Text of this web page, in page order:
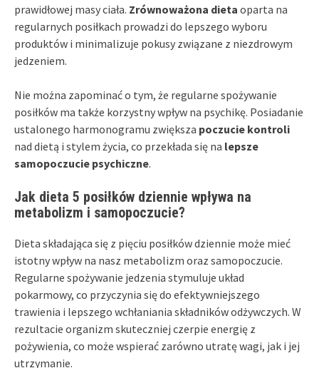
prawidłowej masy ciała. Zrównoważona dieta oparta na
regularnych posiłkach prowadzi do lepszego wyboru
produktów i minimalizuje pokusy związane z niezdrowym
jedzeniem.
Nie można zapominać o tym, że regularne spożywanie
posiłków ma także korzystny wpływ na psychikę. Posiadanie
ustalonego harmonogramu zwiększa poczucie kontroli
nad dietą i stylem życia, co przekłada się na lepsze
samopoczucie psychiczne.
Jak dieta 5 posiłków dziennie wpływa na
metabolizm i samopoczucie?
Dieta składająca się z pięciu posiłków dziennie może mieć
istotny wpływ na nasz metabolizm oraz samopoczucie.
Regularne spożywanie jedzenia stymuluje układ
pokarmowy, co przyczynia się do efektywniejszego
trawienia i lepszego wchłaniania składników odżywczych. W
rezultacie organizm skuteczniej czerpie energię z
pożywienia, co może wspierać zarówno utratę wagi, jak i jej
utrzymanie.